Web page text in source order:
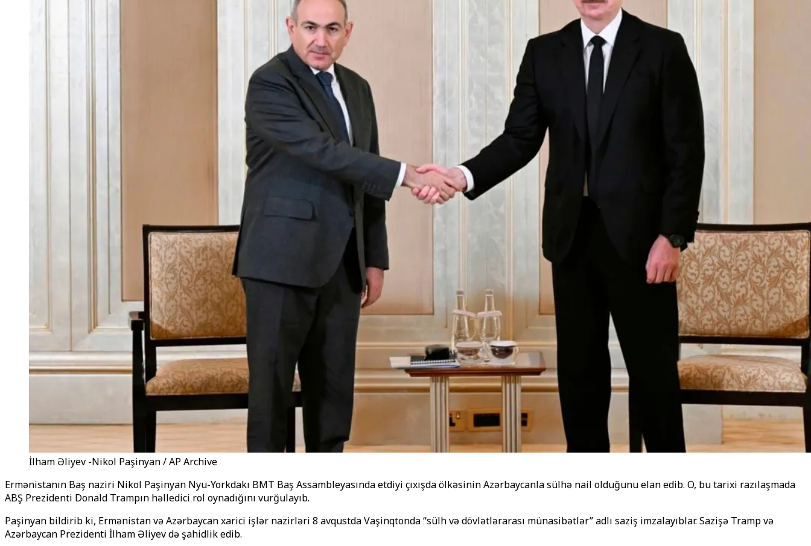
İlham Əliyev -Nikol Paşinyan / AP Archive
Ermənistanın Baş naziri Nikol Paşinyan Nyu-Yorkdakı BMT Baş Assambleyasında etdiyi çıxışda ölkəsinin Azərbaycanla sülhə nail olduğunu elan edib. O, bu tarixi razılaşmada
ABŞ Prezidenti Donald Trampın həlledici rol oynadığını vurğulayıb.
Paşinyan bildirib ki, Ermənistan və Azərbaycan xarici işlər nazirləri 8 avqustda Vaşinqtonda “sülh və dövlətlərarası münasibətlər” adlı saziş imzalayıblar. Sazişə Tramp və
Azərbaycan Prezidenti İlham Əliyev də şahidlik edib.